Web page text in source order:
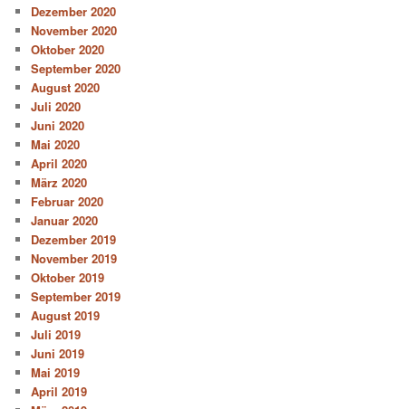
Dezember 2020
November 2020
Oktober 2020
September 2020
August 2020
Juli 2020
Juni 2020
Mai 2020
April 2020
März 2020
Februar 2020
Januar 2020
Dezember 2019
November 2019
Oktober 2019
September 2019
August 2019
Juli 2019
Juni 2019
Mai 2019
April 2019